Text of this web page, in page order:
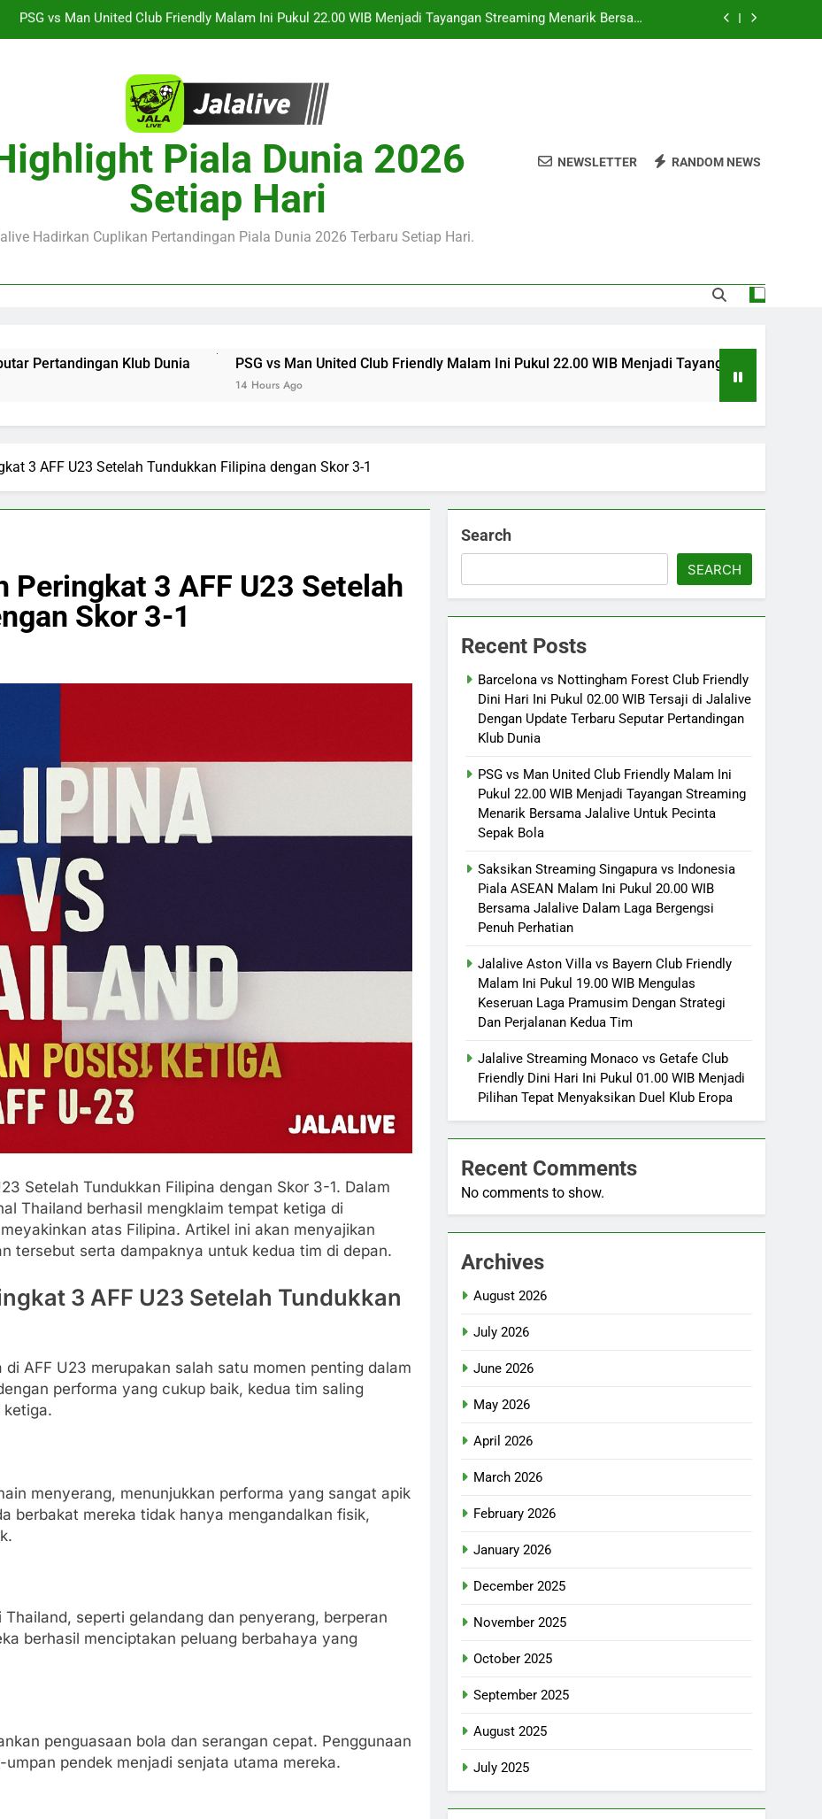
Saksikan Streaming Singapura vs Indonesia Piala ASEAN Malam Ini Pukul 20.00 WIB Bersama Jalalive
Barcelona vs Nottingham Forest Club Friendly Dini Hari Ini Pukul 02.00 WIB Tersaji di Jalalive Dengan
PSG vs Man United Club Friendly Malam Ini Pukul 22.00 WIB Menjadi Tayangan Streaming Menarik Bersama
Jalalive Untuk Pecinta Sepak Bola
Saksikan Streaming Singapura vs Indonesia Piala ASEAN Malam Ini Pukul 20.00 WIB Bersama Jalalive
Jalalive Aston Villa vs Bayern Club Friendly Malam Ini Pukul 19.00 WIB Mengulas Keseruan Laga Pramusim
Dengan Strategi Dan Perjalanan Kedua Tim
Piala Dunia 2026
Setiap Hari
Hadirkan Cuplikan Pertandingan Piala Dunia 2026 Terbaru Setiap Hari.
NEWSLETTER RANDOM NEWS
Klub Dunia PSG vs Man United Club Friendly Malam Ini Pukul 22.00 WIB Menjadi Tayangan Streaming Menarik
3 AFF U23 Setelah Tundukkan Filipina dengan Skor 3-1
Peringkat 3 AFF U23 Setelah
Skor 3-1
Setelah Tundukkan Filipina dengan Skor 3-1. Dalam
Thailand berhasil mengklaim tempat ketiga di
atas Filipina. Artikel ini akan menyajikan
tersebut serta dampaknya untuk kedua tim di depan.
3 AFF U23 Setelah Tundukkan
AFF U23 merupakan salah satu momen penting dalam
performa yang cukup baik, kedua tim saling
ketiga.
menyerang, menunjukkan performa yang sangat apik
berbakat mereka tidak hanya mengandalkan fisik,
seperti gelandang dan penyerang, berperan
berhasil menciptakan peluang berbahaya yang
penguasaan bola dan serangan cepat. Penggunaan
pendek menjadi senjata utama mereka.
Search
SEARCH
Recent Posts
Barcelona vs Nottingham Forest Club Friendly
Dini Hari Ini Pukul 02.00 WIB Tersaji di Jalalive
Dengan Update Terbaru Seputar Pertandingan
Klub Dunia
PSG vs Man United Club Friendly Malam Ini
Pukul 22.00 WIB Menjadi Tayangan Streaming
Menarik Bersama Jalalive Untuk Pecinta
Sepak Bola
Saksikan Streaming Singapura vs Indonesia
Piala ASEAN Malam Ini Pukul 20.00 WIB
Bersama Jalalive Dalam Laga Bergengsi
Penuh Perhatian
Jalalive Aston Villa vs Bayern Club Friendly
Malam Ini Pukul 19.00 WIB Mengulas
Keseruan Laga Pramusim Dengan Strategi
Dan Perjalanan Kedua Tim
Jalalive Streaming Monaco vs Getafe Club
Friendly Dini Hari Ini Pukul 01.00 WIB Menjadi
Pilihan Tepat Menyaksikan Duel Klub Eropa
Recent Comments
No comments to show.
Archives
August 2026
July 2026
June 2026
May 2026
April 2026
March 2026
February 2026
January 2026
December 2025
November 2025
October 2025
September 2025
August 2025
July 2025